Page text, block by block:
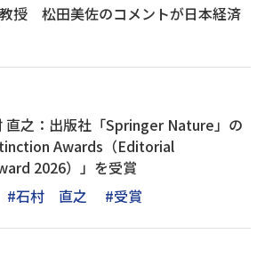
授 松田美佐のコメントが日本経済
直之：出版社「Springer Nature」の
Awards（Editorial
2026）」を受賞
#石村 直之 #受賞